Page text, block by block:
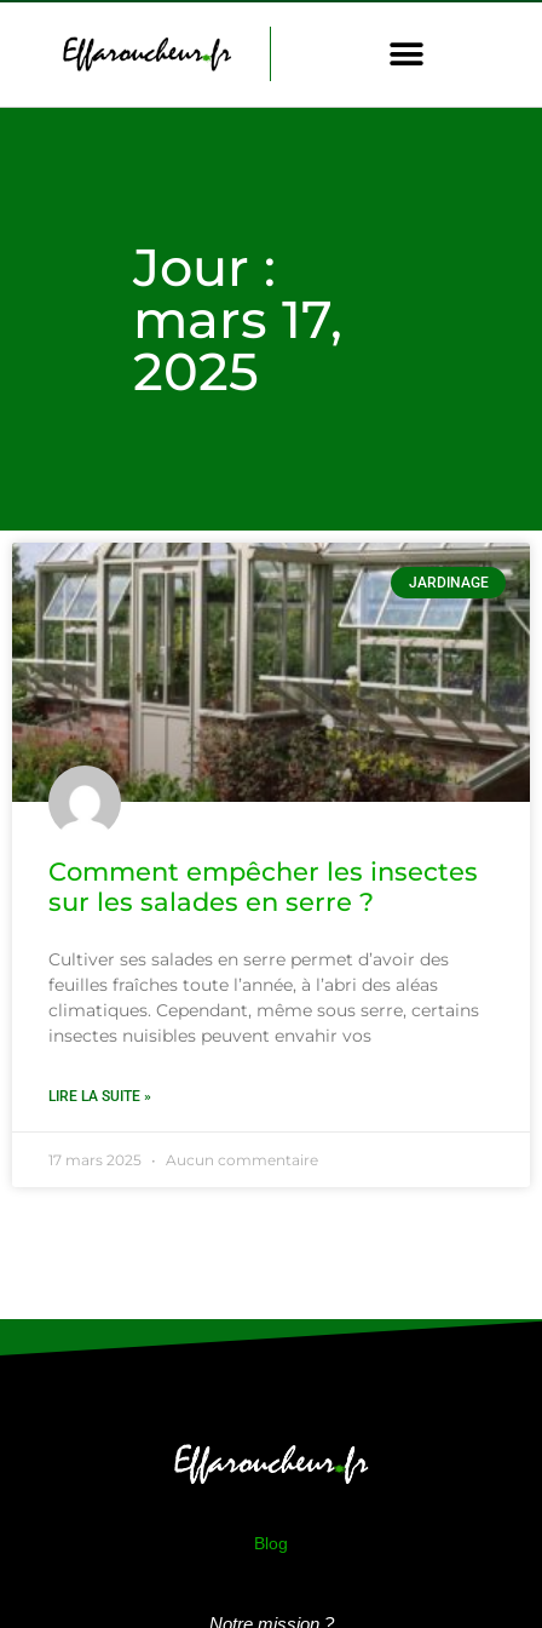
Jour :
mars 17,
2025
JARDINAGE
Comment empêcher les insectes
sur les salades en serre ?
Cultiver ses salades en serre permet d’avoir des
feuilles fraîches toute l’année, à l’abri des aléas
climatiques. Cependant, même sous serre, certains
insectes nuisibles peuvent envahir vos
LIRE LA SUITE »
17 mars 2025 Aucun commentaire
Blog
Notre mission ?